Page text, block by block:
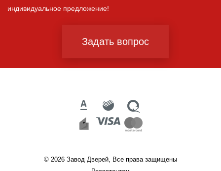
индивидуальное предложение!
Задать вопрос
© 2026 Завод Дверей, Все права защищены